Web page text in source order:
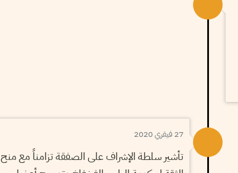
27 فيفري 2020
تأشير سلطة الإشراف على الصفقة تزامناً مع منح